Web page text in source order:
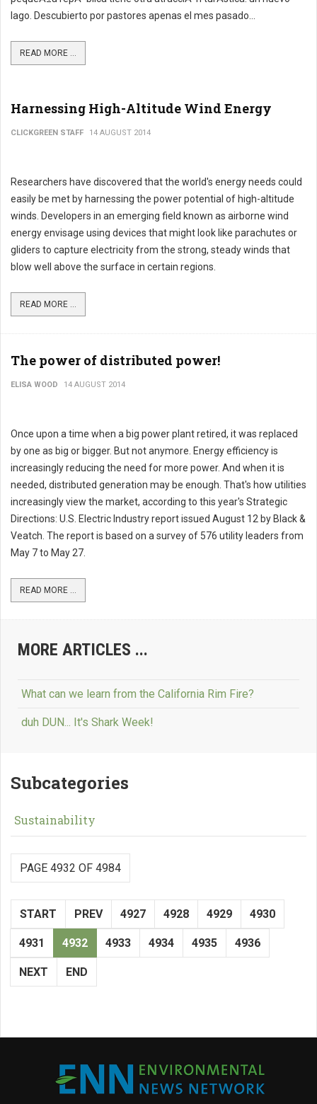
lago. Descubierto por pastores apenas el mes pasado...
READ MORE ...
Harnessing High-Altitude Wind Energy
CLICKGREEN STAFF 14 AUGUST 2014
Researchers have discovered that the world's energy needs could
easily be met by harnessing the power potential of high-altitude
winds. Developers in an emerging field known as airborne wind
energy envisage using devices that might look like parachutes or
gliders to capture electricity from the strong, steady winds that
blow well above the surface in certain regions.
READ MORE ...
The power of distributed power!
ELISA WOOD 14 AUGUST 2014
Once upon a time when a big power plant retired, it was replaced
by one as big or bigger. But not anymore. Energy efficiency is
increasingly reducing the need for more power. And when it is
needed, distributed generation may be enough. That's how utilities
increasingly view the market, according to this year's Strategic
Directions: U.S. Electric Industry report issued August 12 by Black &
Veatch. The report is based on a survey of 576 utility leaders from
May 7 to May 27.
READ MORE ...
MORE ARTICLES ...
What can we learn from the California Rim Fire?
duh DUN... It's Shark Week!
Subcategories
Sustainability
PAGE 4932 OF 4984
START PREV 4927 4928 4929 4930
4931 4932 4933 4934 4935 4936
NEXT END